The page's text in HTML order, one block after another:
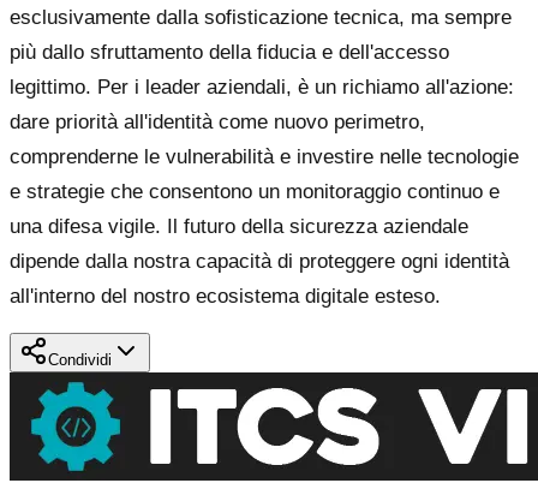
esclusivamente dalla sofisticazione tecnica, ma sempre
più dallo sfruttamento della fiducia e dell'accesso
legittimo. Per i leader aziendali, è un richiamo all'azione:
dare priorità all'identità come nuovo perimetro,
comprenderne le vulnerabilità e investire nelle tecnologie
e strategie che consentono un monitoraggio continuo e
una difesa vigile. Il futuro della sicurezza aziendale
dipende dalla nostra capacità di proteggere ogni identità
all'interno del nostro ecosistema digitale esteso.
Condividi